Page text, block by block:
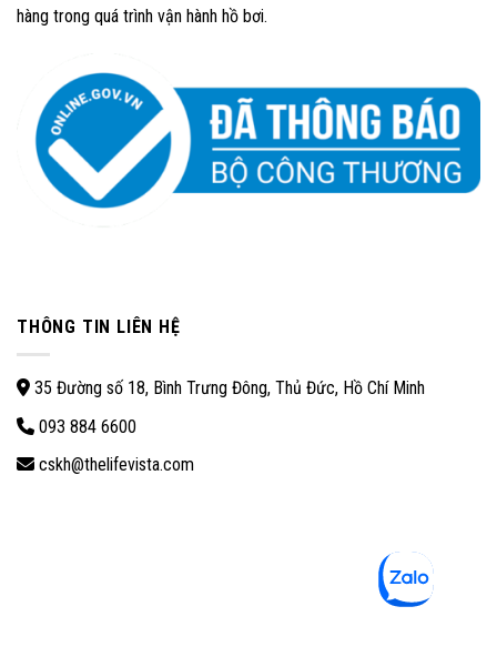
hàng trong quá trình vận hành hồ bơi.
THÔNG TIN LIÊN HỆ
35 Đường số 18, Bình Trưng Đông, Thủ Đức, Hồ Chí Minh
093 884 6600
cskh@thelifevista.com